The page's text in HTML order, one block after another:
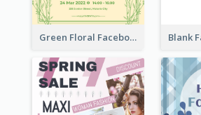
Green Floral Facebook Post About Grand Opening